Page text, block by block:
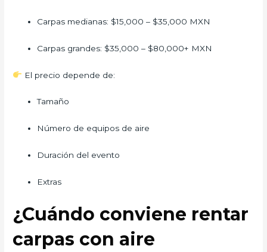
Carpas medianas: $15,000 – $35,000 MXN
Carpas grandes: $35,000 – $80,000+ MXN
El precio depende de:
Tamaño
Número de equipos de aire
Duración del evento
Extras
¿Cuándo conviene rentar
carpas con aire